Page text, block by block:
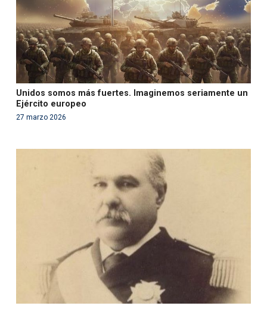
Unidos somos más fuertes. Imaginemos seriamente un
Ejército europeo
27 marzo 2026
: Use of undefined constant php - assumed
'php' (this will throw an Error in a future version of PHP)
/var/www/acami.es/wp-
content/themes/fundcami/page-publicaciones.php